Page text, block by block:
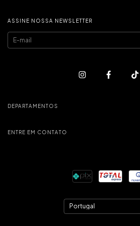
ASSINE NOSSA NEWSLETTER
DEPARTAMENTOS
ENTRE EM CONTATO